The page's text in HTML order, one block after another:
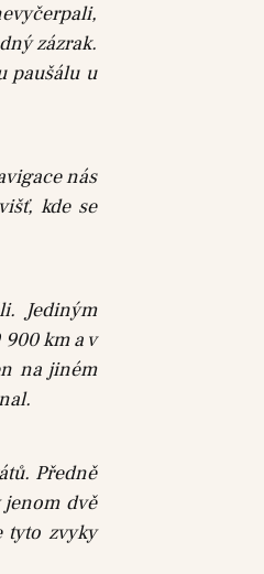
zázrak.
paušálu u
nás
kde se
Jediným
km a v
na jiném
Předně
dvě
tyto zvyky